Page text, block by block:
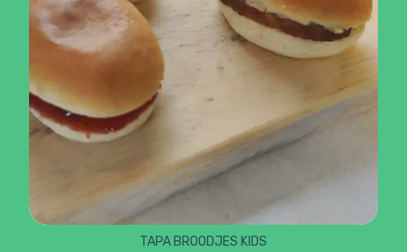
TAPA BROODJES KIDS